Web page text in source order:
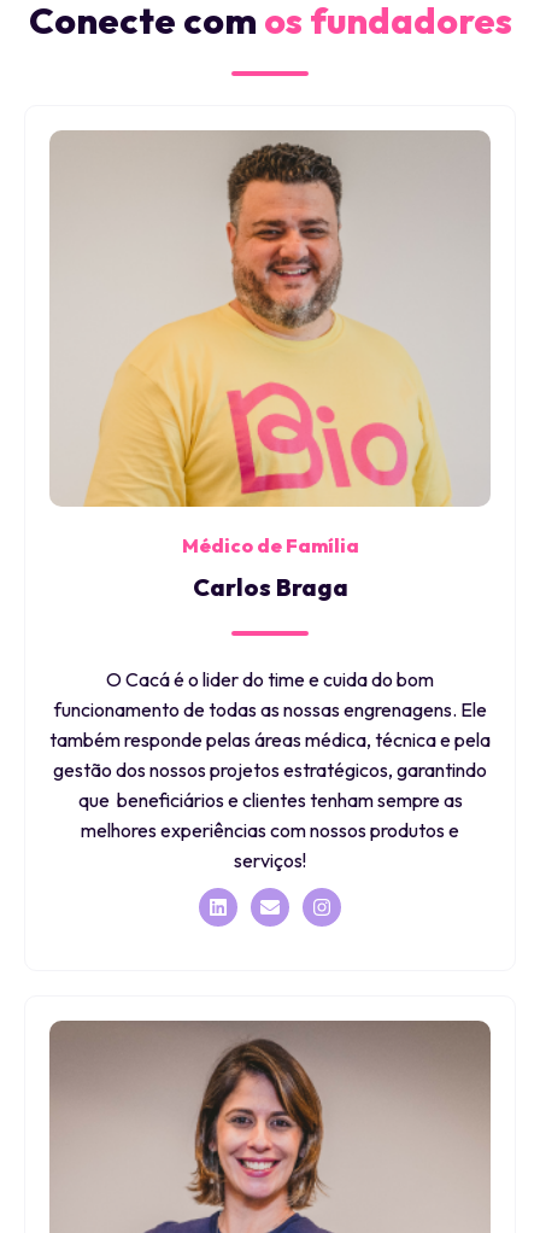
Conecte com os fundadores
Médico de Família
Carlos Braga
O Cacá é o lider do time e cuida do bom
funcionamento de todas as nossas engrenagens. Ele
também responde pelas áreas médica, técnica e pela
gestão dos nossos projetos estratégicos, garantindo
que beneficiários e clientes tenham sempre as
melhores experiências com nossos produtos e
serviços!